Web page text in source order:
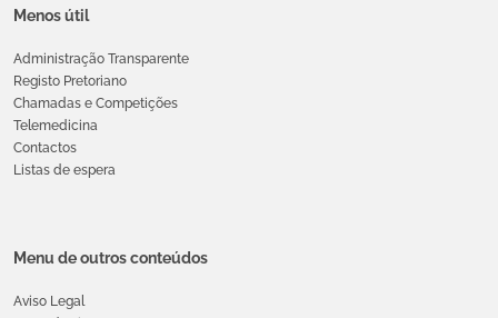
Menos útil
Administração Transparente
Registo Pretoriano
Chamadas e Competições
Telemedicina
Contactos
Listas de espera
Menu de outros conteúdos
Aviso Legal